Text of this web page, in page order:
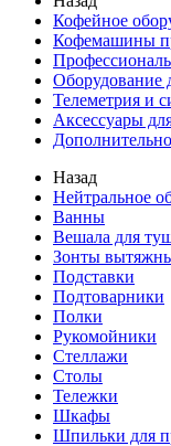
Кофейное
Кофемашины
Оборудование
Телеметрия и
Аксессуары
Назад
Нейтральное
Ванны
Вешала для
Зонты
Подставки
Подтоварники
Полки
Рукомойники
Стеллажи
Столы
Тележки
Шкафы
Шпильки для